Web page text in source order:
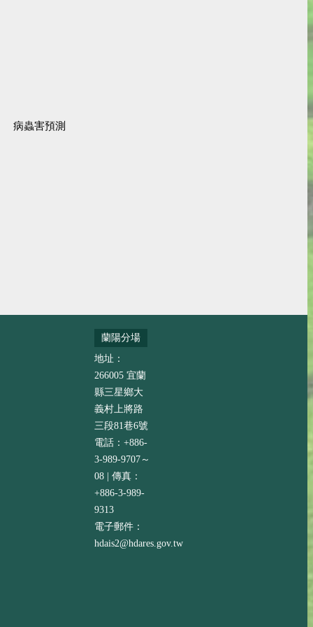
病蟲害預測
蘭陽分場
地址：
266005 宜蘭
縣三星鄉大
義村上將路
三段81巷6號
電話：+886-
3-989-9707～
08 | 傳真：
+886-3-989-
9313
電子郵件：
hdais2@hdares.gov.tw